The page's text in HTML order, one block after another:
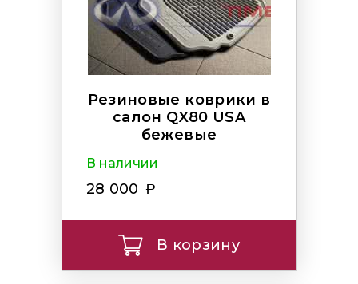
Резиновые коврики в
салон QX80 USA
бежевые
В наличии
28 000
В корзину